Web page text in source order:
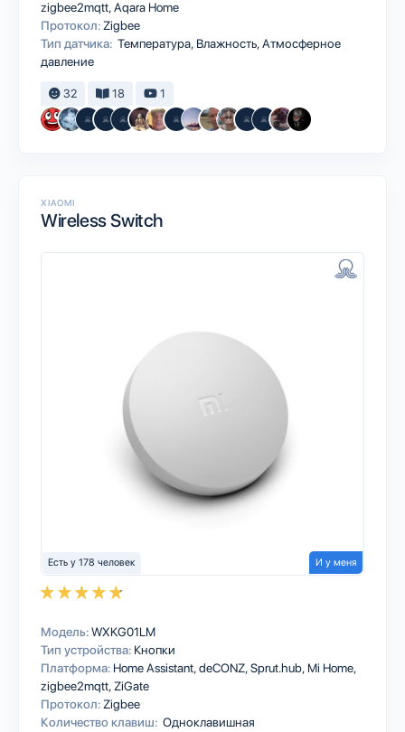
zigbee2mqttAqara Home
Протокол: Zigbee
Тип датчика: Температура, Влажность, Атмосферное
давление
32 18 1
XIAOMI
Wireless Switch
Есть у 178 человек И у меня
Модель:WXKG01LM
Тип устройства: Кнопки
Платформа: Home AssistantdeCONZSprut.hub Mi Home
zigbee2mqtt ZiGate
Протокол: Zigbee
Количество клавиш: Одноклавишная